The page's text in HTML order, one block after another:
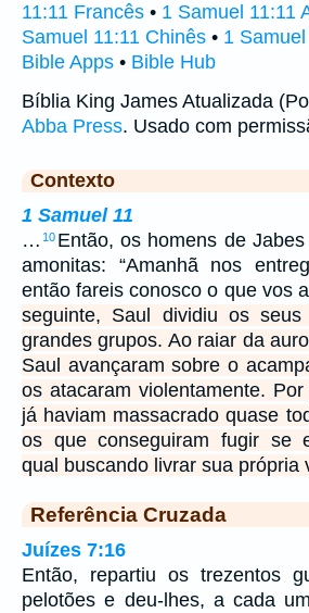
11:11 Francês • 1 Samuel 11:11
Samuel 11:11 Chinês • 1
Bible Apps • Bible Hub
Bíblia King James Atualizada
Abba Press. Usado com
Contexto
1 Samuel 11
… 10 Então, os homens de
amonitas: “Amanhã nos
então fareis conosco o que vos
seguinte, Saul dividiu os
grandes grupos. Ao raiar da
Saul avançaram sobre o
os atacaram violentamente.
já haviam massacrado quase
os que conseguiram fugir se
qual buscando livrar sua própria
Referência Cruzada
Juízes 7:16
Então, repartiu os trezentos
pelotões e deu-lhes, a cada